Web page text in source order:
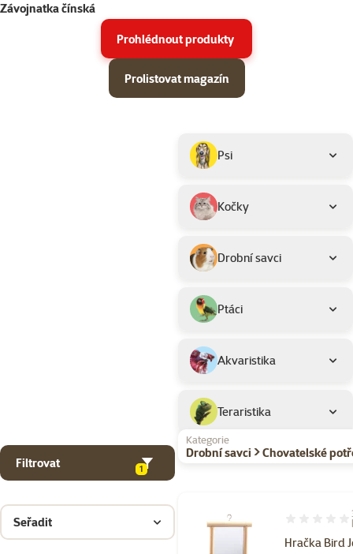
Závojnatka čínská
Prohlédnout produkty
Prolistovat magazín
Podkategorie
Psi
Kočky
Drobní savci
Ptáci
Akvaristika
Teraristika
Filtrovat 1
Kategorie
Drobní savci > Chovatelské
Seřadit
Hračka Bird
Hodnocení